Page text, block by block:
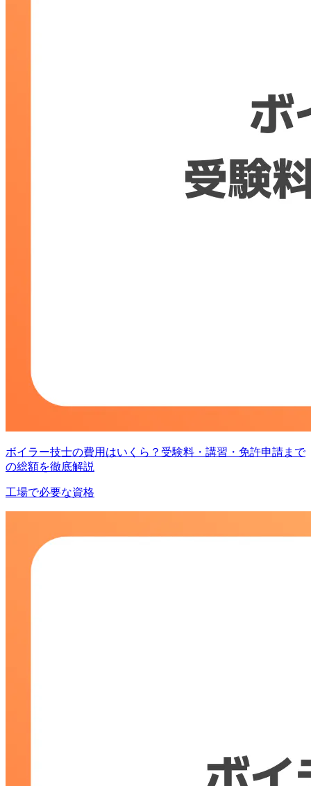
ボイラー技士の費用はいくら？受験料・講習・免許申請まで
の総額を徹底解説
工場で必要な資格